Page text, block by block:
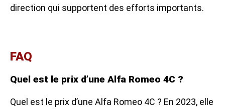
direction qui supportent des efforts importants.
FAQ
Quel est le prix d’une Alfa Romeo 4C ?
Quel est le prix d’une Alfa Romeo 4C ? En 2023, elle